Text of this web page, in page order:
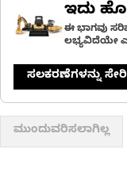
ಇದು
ಈ ಭಾಗವು
ಲಭ್ಯವಿದೆಯೇ
ಸಲಕರಣೆಗಳನ್ನು
ಮುಂದುವರಿಸಲಾಗಿಲ್ಲ